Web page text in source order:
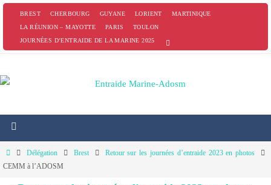
PasserBREST CHERBOURG GUYANE LORIENT
MARTINIQUE
LA RÉUNION – MAYOTTE
PARIS
TOULON
JOURNÉES D’ENTRAIDE DE LA MARINE 2025
HomeDélégation Brest
Retour sur les journées d’entraide 2023 en photos
CEMM à l’ADOSM